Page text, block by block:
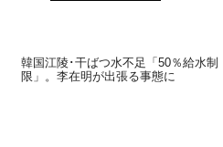
韓国江陵･干ばつ水不足「50％給水制
限」。李在明が出張る事態に